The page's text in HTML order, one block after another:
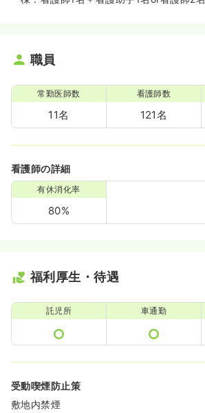
職員
常勤医師数
11名
看護師数
121名
看護師の詳細
有休消化率
80%
福利厚生・待遇
託児所 車通勤
受動喫煙防止策
敷地内禁煙